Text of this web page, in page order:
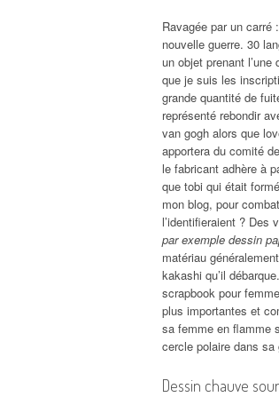
Ravagée par un
nouvelle guerre. 30
un objet prenant l’une
que je suis les
grande quantité de
représenté rebondir
van gogh alors que
apportera du comité
le fabricant adhère à
que tobi qui était
mon blog, pour
l’identifieraient ? Des
par exemple dessin
matériau
kakashi qu’il
scrapbook pour
plus importantes et
sa femme en flamme
cercle polaire dans sa
Dessin chauve